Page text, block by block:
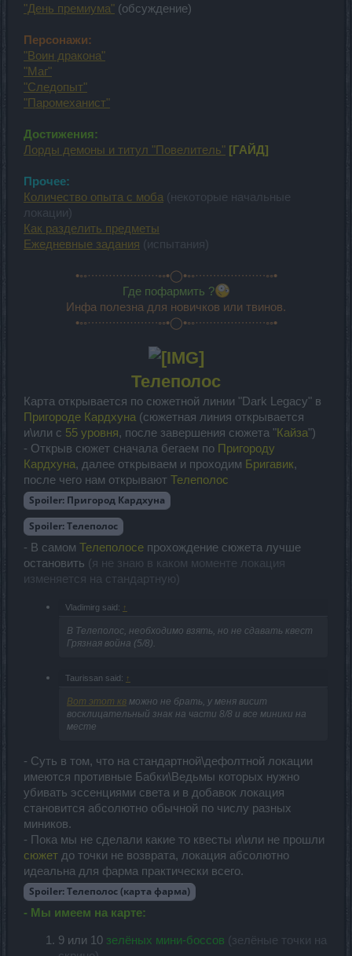
"День премиума" (обсуждение)
Персонажи:
"Воин дракона"
"Маг"
"Следопыт"
"Паромеханист"
Достижения:
Лорды демоны и титул "Повелитель" [ГАЙД]
Прочее:
Количество опыта с моба (некоторые начальные
локации)
Как разделить предметы
Ежедневные задания (испытания)
•◦◦·∙·∙·∙·∙·∙·∙·∙·∙·∙·∙◦◦•◯•◦◦·∙·∙·∙·∙·∙·∙·∙·∙·∙·∙◦◦•
Где пофармить ?
Инфа полезна для новичков или твинов.
•◦◦·∙·∙·∙·∙·∙·∙·∙·∙·∙·∙◦◦•◯•◦◦·∙·∙·∙·∙·∙·∙·∙·∙·∙·∙◦◦•
Телеполос
Карта открывается по сюжетной линии "Dark Legacy" в
Пригороде Кардхуна (сюжетная линия открывается
и\или с 55 уровня, после завершения сюжета "Кайза")
- Открыв сюжет сначала бегаем по Пригороду
Кардхуна, далее открываем и проходим Бригавик,
после чего нам открывают Телеполос
Spoiler: Пригород Кардхуна
Spoiler:Телеполос
- В самом Телеполосе прохождение сюжета лучше
остановить (я не знаю в каком моменте локация
изменяется на стандартную)
Vladimirg said: ↑
В Телеполос, необходимо взять, но не сдавать квест
Грязная война (5/8).
Taurissan said: ↑
Вот этот кв можно не брать, у меня висит
восклицательный знак на части 8/8 и все миники на
месте
- Суть в том, что на стандартной\дефолтной локации
имеются противные Бабки\Ведьмы которых нужно
убивать эссенциями света и в добавок локация
становится абсолютно обычной по числу разных
миников.
- Пока мы не сделали какие то квесты и\или не прошли
сюжет до точки не возврата, локация абсолютно
идеальна для фарма практически всего.
Spoiler:Телеполос (карта фарма)
- Мы имеем на карте:
9 или 10 зелёных мини-боссов (зелёные точки на